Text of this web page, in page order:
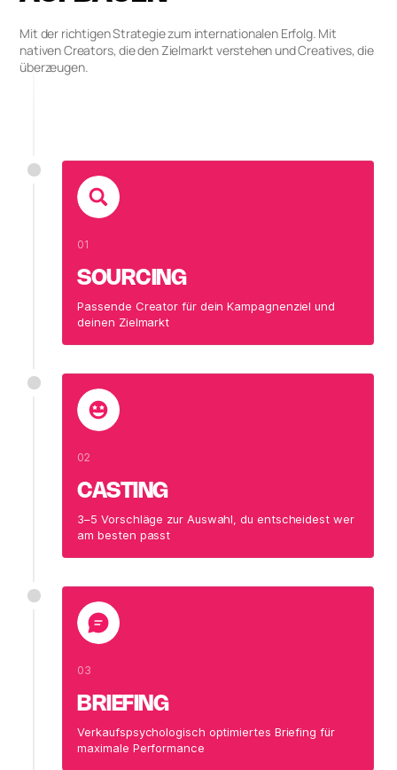
Mit der richtigen Strategie zum internationalen Erfolg. Mit
nativen Creators, die den Zielmarkt verstehen und Creatives, die
überzeugen.
01
SOURCING
Passende Creator für dein Kampagnenziel und
deinen Zielmarkt
02
CASTING
3–5 Vorschläge zur Auswahl, du entscheidest wer
am besten passt
03
BRIEFING
Verkaufspsychologisch optimiertes Briefing für
maximale Performance